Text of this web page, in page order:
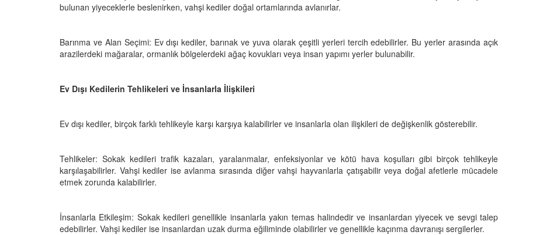
bulunan yiyeceklerle beslenirken, vahşi kediler doğal ortamlarında avlanırlar.
Barınma ve Alan Seçimi: Ev dışı kediler, barınak ve yuva olarak çeşitli yerleri tercih edebilirler. Bu yerler arasında açık
arazilerdeki mağaralar, ormanlık bölgelerdeki ağaç kovukları veya insan yapımı yerler bulunabilir.
Ev Dışı Kedilerin Tehlikeleri ve İnsanlarla İlişkileri
Ev dışı kediler, birçok farklı tehlikeyle karşı karşıya kalabilirler ve insanlarla olan ilişkileri de değişkenlik gösterebilir.
Tehlikeler: Sokak kedileri trafik kazaları, yaralanmalar, enfeksiyonlar ve kötü hava koşulları gibi birçok tehlikeyle
karşılaşabilirler. Vahşi kediler ise avlanma sırasında diğer vahşi hayvanlarla çatışabilir veya doğal afetlerle mücadele
etmek zorunda kalabilirler.
İnsanlarla Etkileşim: Sokak kedileri genellikle insanlarla yakın temas halindedir ve insanlardan yiyecek ve sevgi talep
edebilirler. Vahşi kediler ise insanlardan uzak durma eğiliminde olabilirler ve genellikle kaçınma davranışı sergilerler.